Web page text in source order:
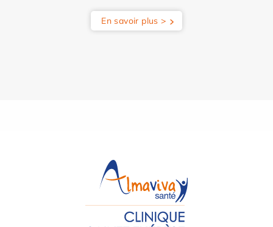
En savoir plus >